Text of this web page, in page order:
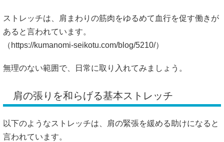
ストレッチは、肩まわりの筋肉をゆるめて血行を促す働きが
あると言われています。
（ https://kumanomi-seikotu.com/blog/5210/）
無理のない範囲で、日常に取り入れてみましょう。
肩の張りを和らげる基本ストレッチ
以下のようなストレッチは、肩の緊張を緩める助けになると
言われています。